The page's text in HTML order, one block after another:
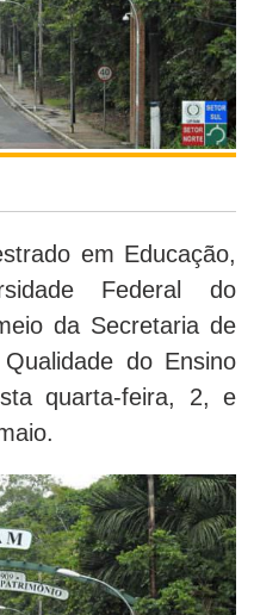
em Educação,
Federal do
da Secretaria de
do Ensino
quarta-feira, 2, e